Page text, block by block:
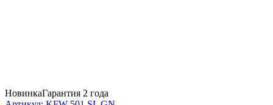
НовинкаГарантия 2 года